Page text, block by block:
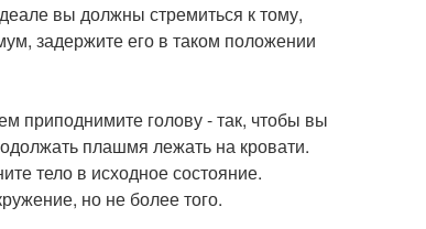
вы должны стремиться к тому,
задержите его в таком положении
приподнимите голову - так, чтобы вы
плашмя лежать на кровати.
тело в исходное состояние.
но не более того.